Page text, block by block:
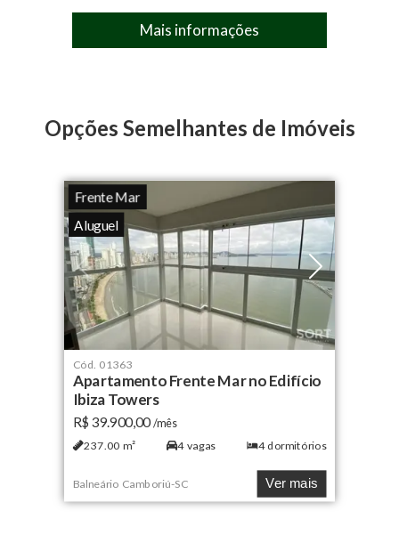
Piscina Funda
Mais informações
Opções Semelhantes de Imóveis
Frente Mar
Aluguel
Cód. 01363
Apartamento Frente Mar no Edifício
Ibiza Towers
R$ 39.900,00/mês
237.00 m² 4vagas 4dormitórios
Balneário Camboriú-SC Ver mais